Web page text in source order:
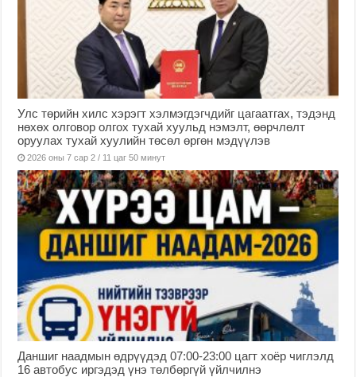
Улс төрийн хилс хэрэгт хэлмэгдэгчдийг цагаатгах, тэдэнд
нөхөх олговор олгох тухай хуульд нэмэлт, өөрчлөлт
оруулах тухай хуулийн төсөл өргөн мэдүүлэв
2026 оны 7 сар 2 / 11 цаг 50 минут
Даншиг наадмын өдрүүдэд 07:00-23:00 цагт хоёр чиглэлд
16 автобус иргэдэд үнэ төлбөргүй үйлчилнэ